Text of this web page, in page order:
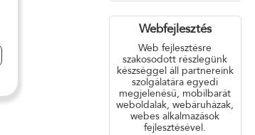
Webfejlesztés
Web fejlesztésre
szakosodott részlegünk
készséggel áll partnereink
szolgálatára egyedi
megjelenésű, mobilbarát
weboldalak, webáruházak,
webes alkalmazások
fejlesztésével.